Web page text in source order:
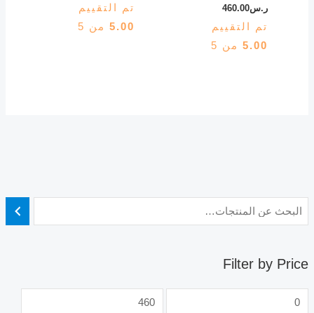
Filter by Price
ر.س460.00
تم التقييم
5.00 من 5
تم التقييم
5.00من 5